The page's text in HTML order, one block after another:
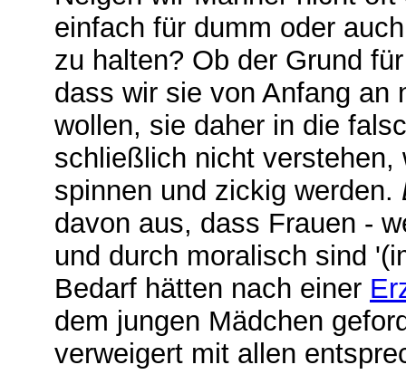
einfach für dumm oder
zu halten? Ob der Grund
dass wir sie von Anfang an
wollen, sie daher in die
schließlich nicht
spinnen und zickig werden.
davon aus, dass Frauen -
und durch moralisch sind
Bedarf hätten nach einer
dem jungen Mädchen
verweigert mit allen